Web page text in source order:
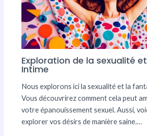
Exploration de la sexualité
Intime
Nous explorons ici la sexualité et la
Vous découvrirez comment cela peut
votre épanouissement sexuel. Aussi,
explorer vos désirs de manière saine.…